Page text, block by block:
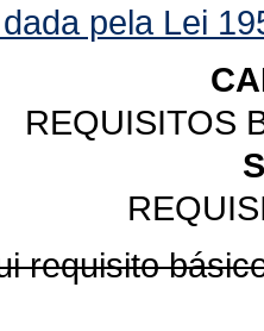
pela Lei
REQUISITOS
requisito